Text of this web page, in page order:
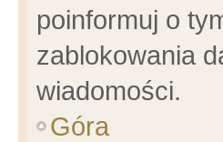
poinformuj o
zablokowania
wiadomości.
Góra